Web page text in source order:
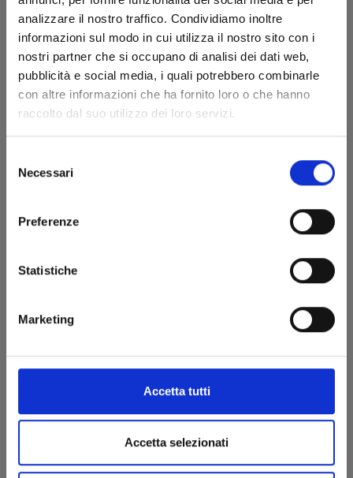
analizzare il nostro traffico. Condividiamo inoltre
informazioni sul modo in cui utilizza il nostro sito con i
nostri partner che si occupano di analisi dei dati web,
pubblicità e social media, i quali potrebbero combinarle
con altre informazioni che ha fornito loro o che hanno
raccolto dal suo utilizzo dei loro servizi.
delNecessari
Preferenze
Statistiche
Marketing
Accetta tutti
Accetta selezionati
RAVE - THE GROOVE ADVENTURE NEW EDITION
n. 9